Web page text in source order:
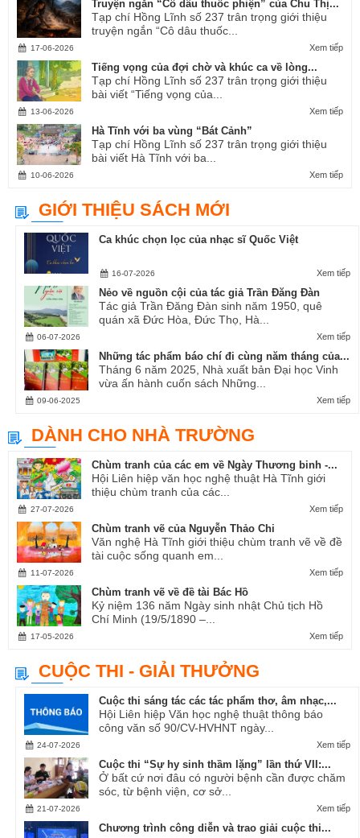
Truyện ngắn “Cô dâu thuốc phiện” của Chu Thị...
Tạp chí Hồng Lĩnh số 237 trân trọng giới thiệu
truyện ngắn “Cô dâu thuốc...
Xem tiếp
17-06-2026
Tiếng vọng của đợi chờ và khúc ca về lòng...
Tạp chí Hồng Lĩnh số 237 trân trọng giới thiệu
bài viết “Tiếng vọng của...
Xem tiếp
13-06-2026
Hà Tĩnh với ba vùng “Bát Cảnh”
Tạp chí Hồng Lĩnh số 237 trân trọng giới thiệu
bài viết Hà Tĩnh với ba...
Xem tiếp
10-06-2026
GIỚI THIỆU SÁCH MỚI
Ca khúc chọn lọc của nhạc sĩ Quốc Việt
Xem tiếp
16-07-2026
Nẻo về nguồn cội của tác giả Trần Đăng Đàn
Tác giả Trần Đăng Đàn sinh năm 1950, quê
quán xã Đức Hòa, Đức Thọ, Hà...
Xem tiếp
06-07-2026
Những tác phẩm báo chí đi cùng năm tháng của...
Tháng 6 năm 2025, Nhà xuất bản Đại học Vinh
vừa ấn hành cuốn sách Những...
Xem tiếp
09-06-2025
DÀNH CHO NHÀ TRƯỜNG
Chùm tranh của các em về Ngày Thương binh -...
Hội Liên hiệp văn học nghệ thuật Hà Tĩnh giới
thiệu chùm tranh của các...
Xem tiếp
27-07-2026
Chùm tranh vẽ của Nguyễn Thảo Chi
Văn nghệ Hà Tĩnh giới thiệu chùm tranh vẽ về đề
tài cuộc sống quanh em...
Xem tiếp
11-07-2026
Chùm tranh vẽ về đề tài Bác Hồ
Kỷ niệm 136 năm Ngày sinh nhật Chủ tịch Hồ
Chí Minh (19/5/1890 –...
Xem tiếp
17-05-2026
CUỘC THI - GIẢI THƯỞNG
Cuộc thi sáng tác các tác phẩm thơ, âm nhạc,...
Hội Liên hiệp Văn học nghệ thuật thông báo
công văn số 90/CV-HVHNT ngày...
Xem tiếp
24-07-2026
Cuộc thi “Sự hy sinh thầm lặng” lần thứ VII:...
Ở bất cứ nơi đâu có người bệnh cần được chăm
sóc, từ bệnh viện, cơ sở...
Xem tiếp
21-07-2026
Chương trình công diễn và trao giải cuộc thi...